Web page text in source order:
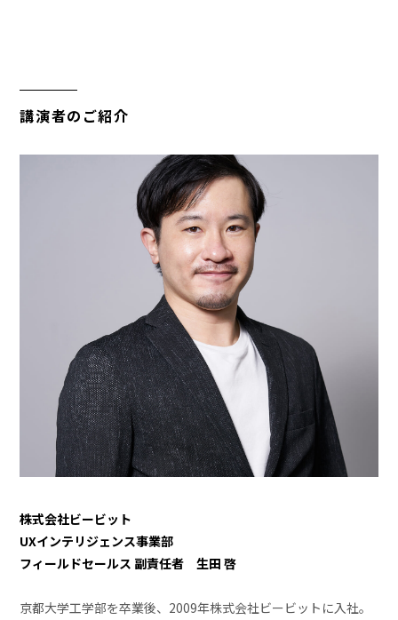
講演者のご紹介
株式会社ビービット
UXインテリジェンス事業部
フィールドセールス 副責任者 生田 啓
京都大学工学部を卒業後、2009年株式会社ビービットに入社。